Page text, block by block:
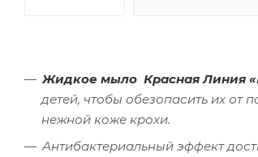
Жидкое мыло Красная Линия
детей, чтобы обезопасить их от
нежной коже крохи.
Антибактериальный эффект